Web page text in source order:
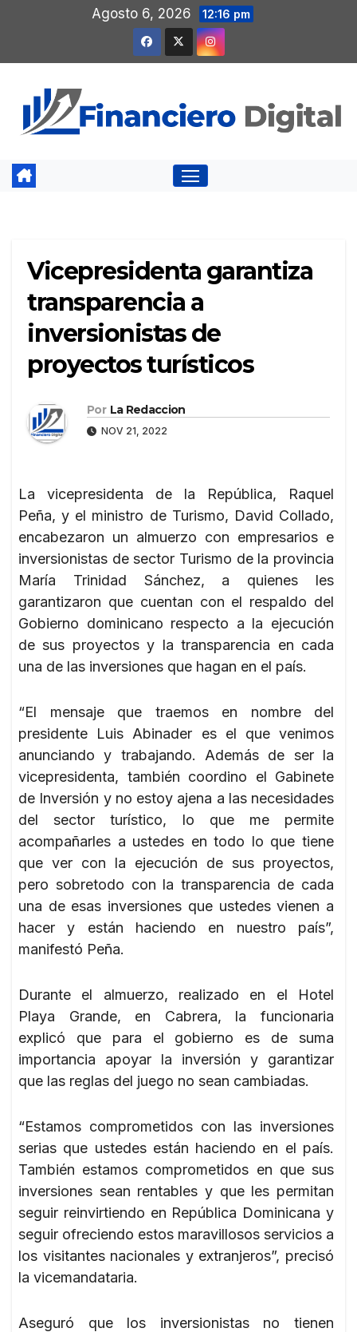
contenido
Agosto 6, 2026 12:16 pm
Vicepresidenta garantiza
transparencia a
inversionistas de
proyectos turísticos
Por La Redaccion
NOV 21, 2022
La vicepresidenta de la República, Raquel
Peña, y el ministro de Turismo, David Collado,
encabezaron un almuerzo con empresarios e
inversionistas de sector Turismo de la provincia
María Trinidad Sánchez, a quienes les
garantizaron que cuentan con el respaldo del
Gobierno dominicano respecto a la ejecución
de sus proyectos y la transparencia en cada
una de las inversiones que hagan en el país.
“El mensaje que traemos en nombre del
presidente Luis Abinader es el que venimos
anunciando y trabajando. Además de ser la
vicepresidenta, también coordino el Gabinete
de Inversión y no estoy ajena a las necesidades
del sector turístico, lo que me permite
acompañarles a ustedes en todo lo que tiene
que ver con la ejecución de sus proyectos,
pero sobretodo con la transparencia de cada
una de esas inversiones que ustedes vienen a
hacer y están haciendo en nuestro país”,
manifestó Peña.
Durante el almuerzo, realizado en el Hotel
Playa Grande, en Cabrera, la funcionaria
explicó que para el gobierno es de suma
importancia apoyar la inversión y garantizar
que las reglas del juego no sean cambiadas.
“Estamos comprometidos con las inversiones
serias que ustedes están haciendo en el país.
También estamos comprometidos en que sus
inversiones sean rentables y que les permitan
seguir reinvirtiendo en República Dominicana y
seguir ofreciendo estos maravillosos servicios a
los visitantes nacionales y extranjeros”, precisó
la vicemandataria.
Aseguró que los inversionistas no tienen